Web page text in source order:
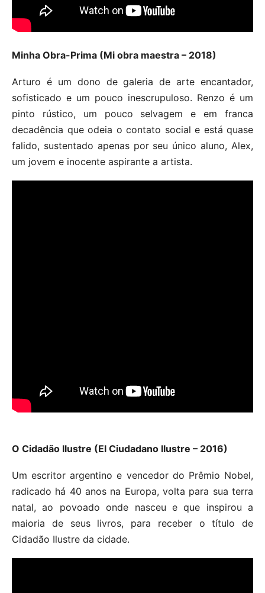
Minha Obra-Prima (Mi obra maestra – 2018)
Arturo é um dono de galeria de arte encantador,
sofisticado e um pouco inescrupuloso. Renzo é um
pinto rústico, um pouco selvagem e em franca
decadência que odeia o contato social e está quase
falido, sustentado apenas por seu único aluno, Alex,
um jovem e inocente aspirante a artista.
O Cidadão Ilustre (El Ciudadano Ilustre – 2016)
Um escritor argentino e vencedor do Prêmio Nobel,
radicado há 40 anos na Europa, volta para sua terra
natal, ao povoado onde nasceu e que inspirou a
maioria de seus livros, para receber o título de
Cidadão Ilustre da cidade.